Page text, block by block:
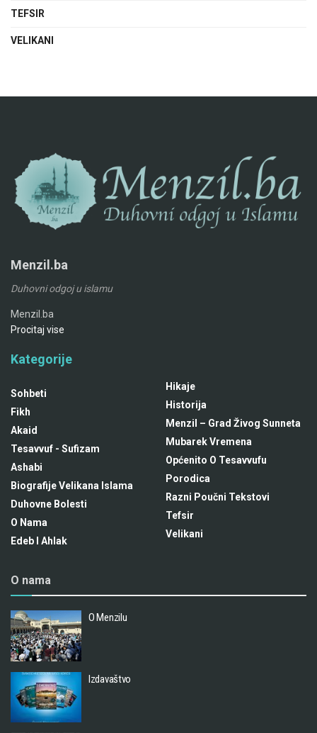
TEFSIR
VELIKANI
Menzil.ba
Duhovni odgoj u islamu
Menzil.ba
Procitaj vise
Kategorije
Sohbeti
Fikh
Akaid
Tesavvuf - Sufizam
Ashabi
Biografije Velikana Islama
Duhovne Bolesti
O Nama
Edeb I Ahlak
Hikaje
Historija
Menzil – Grad Živog Sunneta
Mubarek Vremena
Općenito O Tesavvufu
Porodica
Razni Poučni Tekstovi
Tefsir
Velikani
O nama
O Menzilu
Izdavaštvo